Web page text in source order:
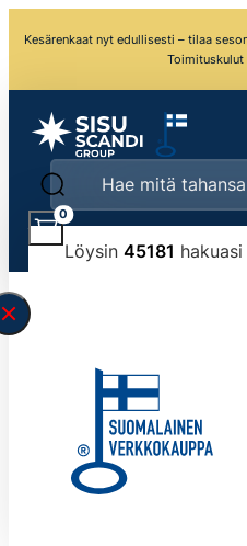
Kesärenkaat nyt edullisesti – tilaa
Toimituskulut
Löysin 45181
typed the search
tmlmvi","meta_query":
data-original-query-
data-max-
end="10">
0